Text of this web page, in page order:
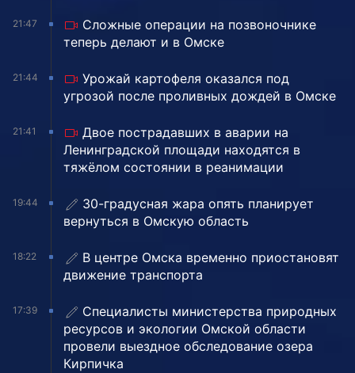
21:47
Сложные операции на позвоночнике
теперь делают и в Омске
21:44
Урожай картофеля оказался под
угрозой после проливных дождей в Омске
21:41
Двое пострадавших в аварии на
Ленинградской площади находятся в
тяжёлом состоянии в реанимации
19:44
30-градусная жара опять планирует
вернуться в Омскую область
18:22
В центре Омска временно приостановят
движение транспорта
17:39
Специалисты министерства природных
ресурсов и экологии Омской области
провели выездное обследование озера
Кирпичка